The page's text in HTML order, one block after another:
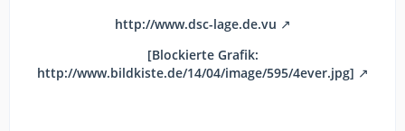
http://www.dsc-lage.de.vu
[Blockierte Grafik:
http://www.bildkiste.de/14/04/image/595/4ever.jpg]